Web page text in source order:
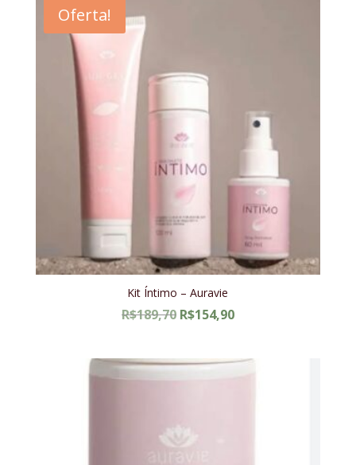
Oferta!
Kit Íntimo – Auravie
R$189,70 O
era:
R$154,90O
é: